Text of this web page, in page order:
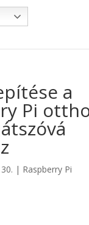
a
Pi
| Raspberry Pi